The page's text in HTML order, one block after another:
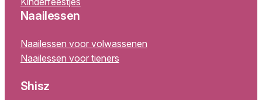
Naailessen
Naailessen voor volwassenen
Naailessen voor tieners
Shisz